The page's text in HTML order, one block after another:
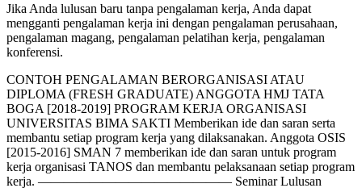
Jika Anda lulusan baru tanpa pengalaman kerja, Anda dapat
mengganti pengalaman kerja ini dengan pengalaman perusahaan,
pengalaman magang, pengalaman pelatihan kerja, pengalaman
konferensi.
CONTOH PENGALAMAN BERORGANISASI ATAU
DIPLOMA (FRESH GRADUATE) ANGGOTA HMJ TATA
BOGA [2018-2019] PROGRAM KERJA ORGANISASI
UNIVERSITAS BIMA SAKTI Memberikan ide dan saran serta
membantu setiap program kerja yang dilaksanakan. Anggota OSIS
[2015-2016] SMAN 7 memberikan ide dan saran untuk program
kerja organisasi TANOS dan membantu pelaksanaan setiap program
kerja. ——————————————— Seminar Lulusan